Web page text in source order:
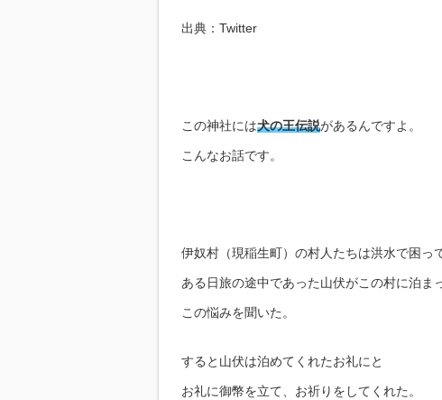
出典：Twitter
この神社には犬の王伝説があるんですよ。
こんなお話です。
伊奴村（現稲生町）の村人たちは洪水で困っ
ある日旅の途中であった山伏がこの村に泊ま
この悩みを聞いた。
すると山伏は泊めてくれたお礼にと
お礼に御幣を立て、お祈りをしてくれた。